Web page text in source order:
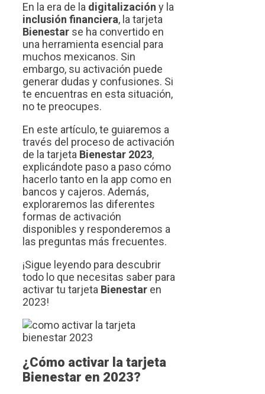
En la era de la digitalización y la
inclusión financiera, la tarjeta
Bienestar se ha convertido en
una herramienta esencial para
muchos mexicanos. Sin
embargo, su activación puede
generar dudas y confusiones. Si
te encuentras en esta situación,
no te preocupes.
En este artículo, te guiaremos a
través del proceso de activación
de la tarjeta Bienestar 2023,
explicándote paso a paso cómo
hacerlo tanto en la app como en
bancos y cajeros. Además,
exploraremos las diferentes
formas de activación
disponibles y responderemos a
las preguntas más frecuentes.
¡Sigue leyendo para descubrir
todo lo que necesitas saber para
activar tu tarjeta Bienestar en
2023!
¿Cómo activar la tarjeta
Bienestar en 2023?